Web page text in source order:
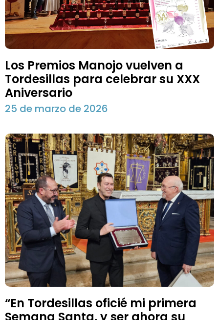
Los Premios Manojo vuelven a
Tordesillas para celebrar su XXX
Aniversario
25 de marzo de 2026
“En Tordesillas oficié mi primera
Semana Santa, y ser ahora su